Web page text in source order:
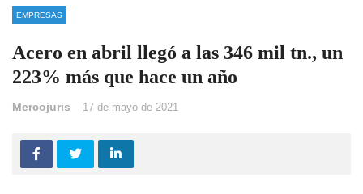
EMPRESAS
Acero en abril llegó a las 346 mil tn., un
223% más que hace un año
Mercojuris 17 de mayo de 2021